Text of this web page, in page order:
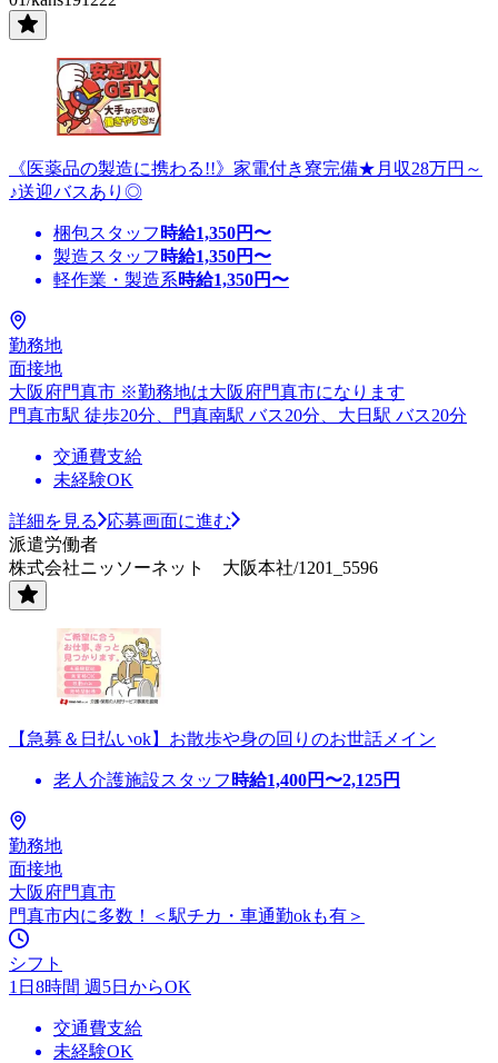
《医薬品の製造に携わる!!》家電付き寮完備★月収28万円～
♪送迎バスあり◎
梱包スタッフ 時給1,350円〜
製造スタッフ 時給1,350円〜
軽作業・製造系時給1,350円〜
勤務地
面接地
大阪府門真市 ※勤務地は大阪府門真市になります
門真市駅 徒歩20分、門真南駅 バス20分、大日駅 バス20分
交通費支給
未経験OK
詳細を見る
応募画面に進む
派遣労働者
株式会社ニッソーネット 大阪本社/1201_5596
【急募＆日払いok】お散歩や身の回りのお世話メイン
老人介護施設スタッフ 時給1,400円〜2,125円
勤務地
面接地
大阪府門真市
門真市内に多数！＜駅チカ・車通勤okも有＞
シフト
1日8時間 週5日からOK
交通費支給
未経験OK